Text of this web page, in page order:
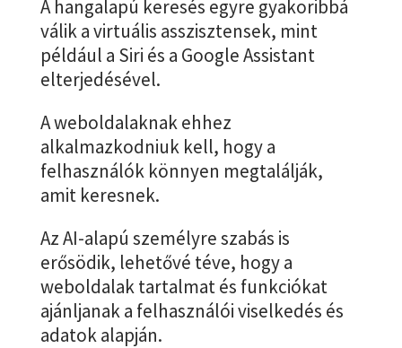
A hangalapú keresés egyre gyakoribbá
válik a virtuális asszisztensek, mint
például a Siri és a Google Assistant
elterjedésével.
A weboldalaknak ehhez
alkalmazkodniuk kell, hogy a
felhasználók könnyen megtalálják,
amit keresnek.
Az AI-alapú személyre szabás is
erősödik, lehetővé téve, hogy a
weboldalak tartalmat és funkciókat
ajánljanak a felhasználói viselkedés és
adatok alapján.